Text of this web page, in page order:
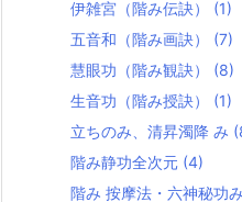
伊雑宮（階み伝訣） (1)
五音和（階み画訣） (7)
慧眼功（階み観訣） (8)
生音功（階み授訣） (1)
立ちのみ、清昇濁降 み
階み静功全次元 (4)
階み 按摩法・六神秘功み